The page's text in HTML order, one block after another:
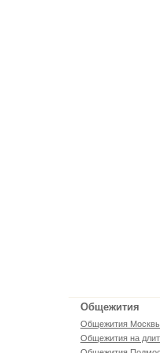
Общежития
Общежития Москвы
Общежития на